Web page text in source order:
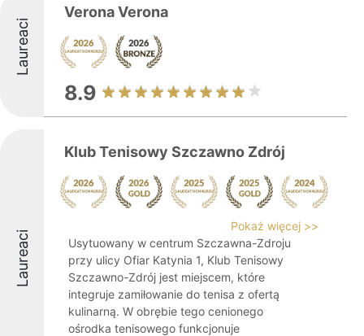
Laureaci
Verona Verona
8.9
Laureaci
Klub Tenisowy Szczawno Zdrój
Pokaż więcej >>
Usytuowany w centrum Szczawna-Zdroju
przy ulicy Ofiar Katynia 1, Klub Tenisowy
Szczawno-Zdrój jest miejscem, które
integruje zamiłowanie do tenisa z ofertą
kulinarną. W obrębie tego cenionego
ośrodka tenisowego funkcjonuje